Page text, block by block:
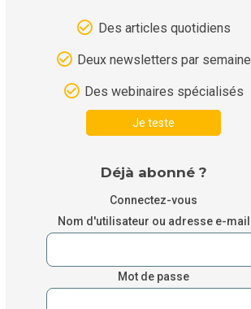
Des articles quotidiens
Deux newsletters par semaine
Des webinaires spécialisés
Je teste
Déjà abonné ?
Connectez-vous
Nom d'utilisateur ou adresse e-mail
Mot de passe